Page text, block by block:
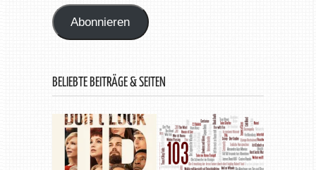
Abonnieren
BELIEBTE BEITRÄGE & SEITEN